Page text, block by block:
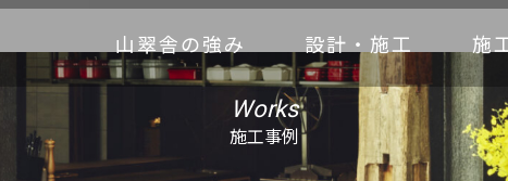
山翠舎の強み 設計・施工 施
Works
施工事例